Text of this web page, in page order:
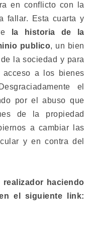
en conflicto con la
fallar. Esta cuarta y
la historia de la
publico, un bien
la sociedad y para
a los bienes
el
por el abuso que
de la propiedad
a cambiar las
y en contra del
haciendo
el siguiente link: